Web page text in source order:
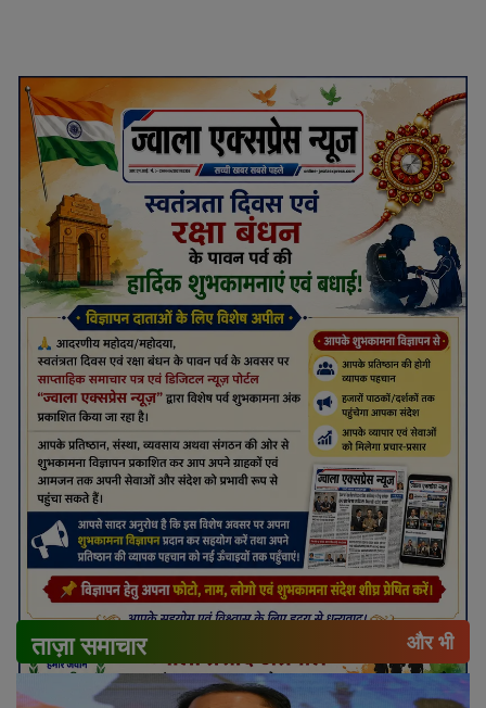
ताज़ा समाचार और भी